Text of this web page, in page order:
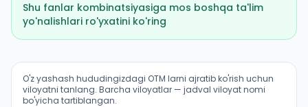
Shu fanlar kombinatsiyasiga mos boshqa ta'lim
yo'nalishlari ro'yxatini ko'ring
Ona tili va adabiyoti: rus tili (Gʻallaorol tumani):
O'z yashash hududingizdagi OTM larni ajratib ko'rish uchun
viloyatni tanlang. Barcha viloyatlar — jadval viloyat nomi
bo'yicha tartiblangan.